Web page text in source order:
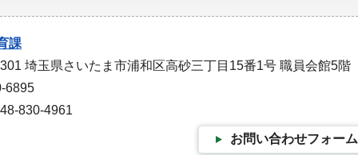
課
埼玉県さいたま市浦和区高砂三丁目15番1号 職員会館5階
6895
830-4961
お問い合わせフォーム